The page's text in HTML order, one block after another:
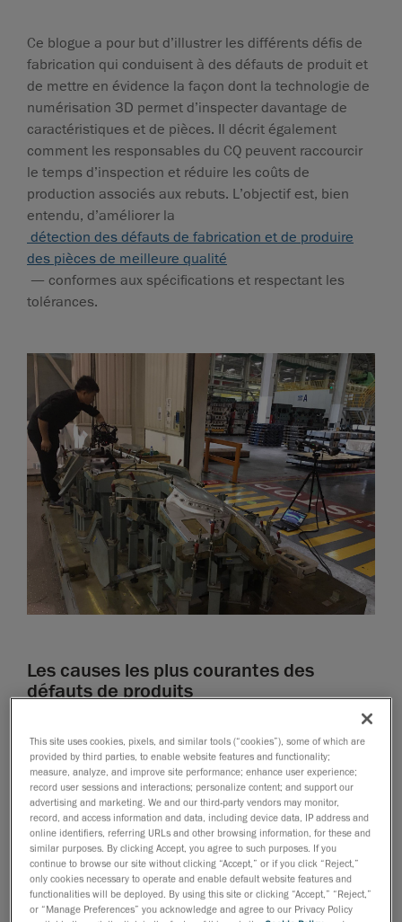
Ce blogue a pour but d’illustrer les différents défis de
fabrication qui conduisent à des défauts de produit et
de mettre en évidence la façon dont la technologie de
numérisation 3D permet d’inspecter davantage de
caractéristiques et de pièces. Il décrit également
comment les responsables du CQ peuvent raccourcir
le temps d’inspection et réduire les coûts de
production associés aux rebuts. L’objectif est, bien
entendu, d’améliorer la
détection des défauts de fabrication et de produire
des pièces de meilleure qualité
— conformes aux spécifications et respectant les
tolérances.
Les causes les plus courantes des
défauts de produits
théorie illustrée dans les modèles CAO. De multiples
phénomènes imprévisibles entrent en jeu lors de la
production de pièces. La fusion des métaux étant un
phénomène complexe, le processus de fabrication ne
suit pas une trajectoire linéaire et reproductible
du moule à la pièce finale. Les retours élastiques lors
de l’estampage d’une matrice, le retrait lors de la
construction d’un moule en matériau composite ou les
This site uses cookies, pixels, and similar tools (“cookies”), some of which are
provided by third parties, to enable website features and functionality;
measure, analyze, and improve site performance; enhance user experience;
record user sessions and interactions; personalize content; and support our
advertising and marketing. We and our third-party vendors may monitor,
record, and access information and data, including device data, IP address and
online identifiers, referring URLs and other browsing information, for these and
similar purposes. By clicking Accept, you agree to such purposes. If you
continue to browse our site without clicking “Accept,” or if you click “Reject,”
only cookies necessary to operate and enable default website features and
functionalities will be deployed. By using this site or clicking “Accept,” “Reject,”
or “Manage Preferences” you acknowledge and agree to our Privacy Policy